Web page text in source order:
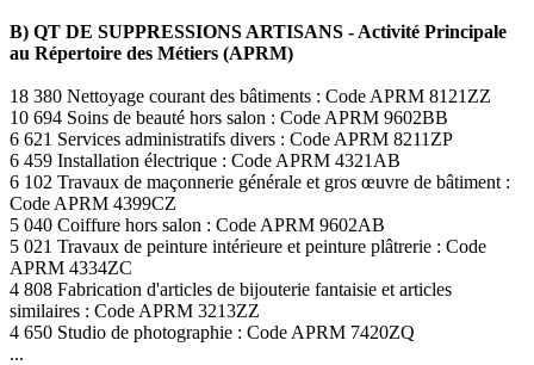
B) QT DE SUPPRESSIONS ARTISANS - Activité Principale
au Répertoire des Métiers (APRM)
18 380 Nettoyage courant des bâtiments : Code APRM 8121ZZ
10 694 Soins de beauté hors salon : Code APRM 9602BB
6 621 Services administratifs divers : Code APRM 8211ZP
6 459 Installation électrique : Code APRM 4321AB
6 102 Travaux de maçonnerie générale et gros œuvre de bâtiment :
Code APRM 4399CZ
5 040 Coiffure hors salon : Code APRM 9602AB
5 021 Travaux de peinture intérieure et peinture plâtrerie : Code
APRM 4334ZC
4 808 Fabrication d'articles de bijouterie fantaisie et articles
similaires : Code APRM 3213ZZ
4 650 Studio de photographie : Code APRM 7420ZQ
...